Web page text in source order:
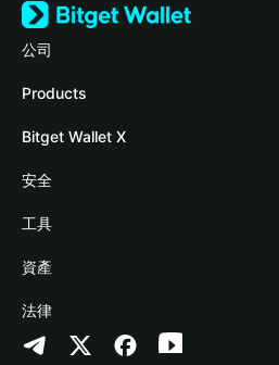
公司
關於 Bitget Wallet
部落格
學院
加密資訊
幫助中心
‌聯繫我們
品牌資源
Products
Crypto Card
Stablecoin Earn
Payfi Crypto
Crypto Swap API
Altcoin Season Index
Prediction Markets
Bitget Wallet X
開發者文件
連接錢包
Bitget Wallet Pay
合作上架
安全
風險保障基金
安全防護技術
工具
快捷買幣
授權檢測
合約檢測
資產
Arbitrum
Avalanche
法律
隱私協議